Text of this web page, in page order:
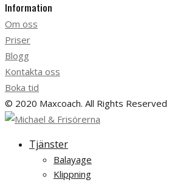
Information
Om oss
Priser
Blogg
Kontakta oss
Boka tid
© 2020 Maxcoach. All Rights Reserved
Tjänster
Balayage
Klippning